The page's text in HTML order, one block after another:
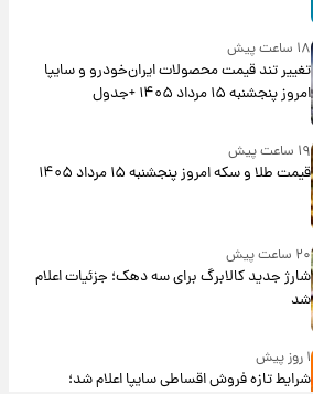
۱۸ ساعت پیش
تغییر تند قیمت محصولات ایران‌خودرو و سایپا
امروز پنجشنبه ۱۵ مرداد ۱۴۰۵ +جدول
۱۹ ساعت پیش
قیمت طلا و سکه امروز پنجشنبه ۱۵ مرداد ۱۴۰۵
۲۰ ساعت پیش
شارژ جدید کالابرگ برای سه دهک؛ جزئیات اعلام
شد
۱ روز پیش
شرایط تازه فروش اقساطی سایپا اعلام شد؛